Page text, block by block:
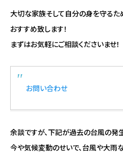
大切な家族そして自分の身を守るた
おすすめ致します！
まずはお気軽にご相談くださいませ！
お問い合わせ
余談ですが、下記が過去の台風の発
今や気候変動のせいで、台風や大雨